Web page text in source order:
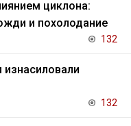
циклона:
и похолодание
132
132